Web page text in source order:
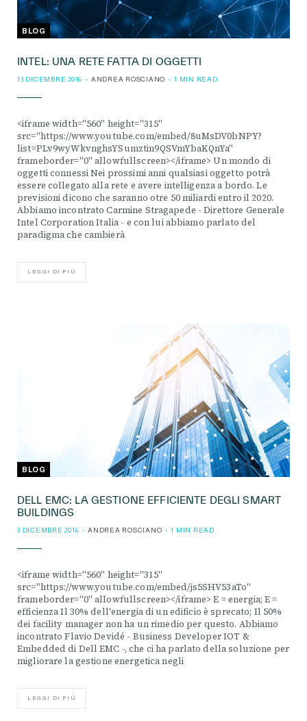
BLOG
INTEL: UNA RETE FATTA DI OGGETTI
13 DICEMBRE 2016 ANDREA ROSCIANO 1 MIN READ
<iframe width="560" height="315"
src="https://www.youtube.com/embed/8uMsDV0bNPY?
list=PLv9wyWkvnghsYSumztin9QSVmYbaKQnYa"
frameborder="0" allowfullscreen></iframe> Un mondo di
oggetti connessi Nei prossimi anni qualsiasi oggetto potrà
essere collegato alla rete e avere intelligenza a bordo. Le
previsioni dicono che saranno otre 50 miliardi entro il 2020.
Abbiamo incontrato Carmine Stragapede - Direttore Generale
Intel Corporation Italia - e con lui abbiamo parlato del
paradigma che cambierà
LEGGI DI PIÙ
BLOG
DELL EMC: LA GESTIONE EFFICIENTE DEGLI SMART
BUILDINGS
3 DICEMBRE 2016 ANDREA ROSCIANO 1 MIN READ
<iframe width="560" height="315"
src="https://www.youtube.com/embed/js5SHV53aTo"
frameborder="0" allowfullscreen></iframe> E = energia; E =
efficienza Il 30% dell'energia di un edificio è sprecato; Il 50%
dei facility manager non ha un rimedio per questo. Abbiamo
incontrato Flavio Devidé - Business Developer IOT &
Embedded di Dell EMC -, che ci ha parlato della soluzione per
migliorare la gestione energetica negli
LEGGI DI PIÙ